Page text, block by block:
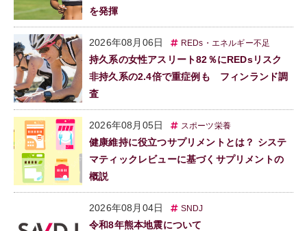
を発揮
2026年08月06日 REDs・エネルギー不足
持久系の女性アスリート82％にREDsリスク
非持久系の2.4倍で重症例も フィンランド調
査
2026年08月05日 スポーツ栄養
健康維持に役立つサプリメントとは？ システ
マティックレビューに基づくサプリメントの
概説
2026年08月04日 SNDJ
令和8年熊本地震について